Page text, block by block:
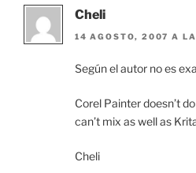
Cheli
14 AGOSTO, 2007 A
Según el autor no es
Corel Painter doesn’t
can’t mix as well as
Cheli